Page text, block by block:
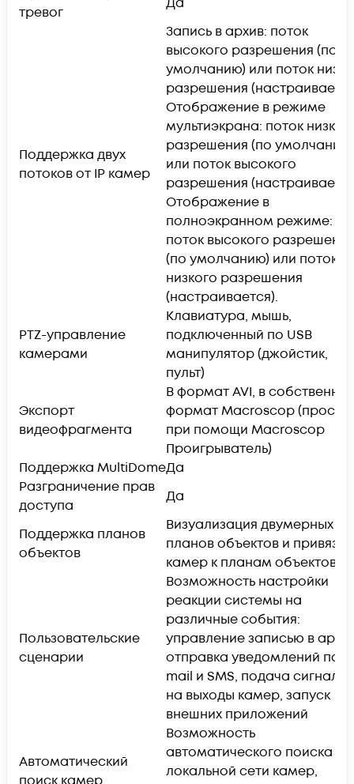
тревог
Поддержка двух
потоков от IP камер
Запись в архив: поток
высокого разрешения (по
умолчанию) или поток
разрешения
Отображение в режиме
мультиэкрана: поток
разрешения (по умолчанию)
или поток высокого
разрешения
Отображение в
полноэкранном режиме:
поток высокого разрешения
(по умолчанию) или поток
низкого разрешения
(настраивается).
PTZ-управление
камерами
Клавиатура, мышь,
подключенный по USB
манипулятор (джойстик,
пульт)
Экспорт
видеофрагмента
В формат AVI, в
формат Macroscop
при помощи Macroscop
Проигрыватель)
Поддержка MultiDomeДа
Разграничение прав
доступа
Да
Поддержка планов
объектов
Визуализация двумерных
планов объектов и привязка
камер к планам объектов
Пользовательские
сценарии
Возможность настройки
реакции системы на
различные события:
управление записью в
отправка уведомлений по
mail и SMS, подача сигналов
на выходы камер, запуск
внешних приложений
Автоматический
Возможность
автоматического поиска в
локальной сети камер,